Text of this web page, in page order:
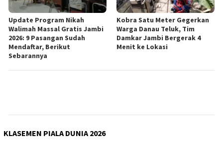
Update Program Nikah
Walimah Massal Gratis Jambi
2026: 9 Pasangan Sudah
Mendaftar, Berikut
Sebarannya
Kobra Satu Meter Gegerkan
Warga Danau Teluk, Tim
Damkar Jambi Bergerak 4
Menit ke Lokasi
KLASEMEN PIALA DUNIA 2026